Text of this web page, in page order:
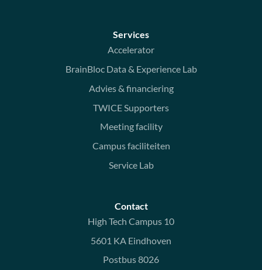
Services
Accelerator
BrainBloc Data & Experience Lab
Advies & financiering
TWICE Supporters
Meeting facility
Campus faciliteiten
Service Lab
Contact
High Tech Campus 10
5601 KA Eindhoven
Postbus 8026